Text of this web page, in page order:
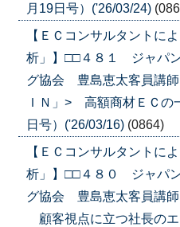
月19日号）('26/03/24)
【ＥＣコンサルタントに
析」】□□４８１ ジャパ
グ協会 豊島恵太客員講
ＩＮ」> 高額商材ＥＣの
日号）('26/03/16) (0864)
【ＥＣコンサルタントに
析」】□□４８０ ジャパ
グ協会 豊島恵太客員講
顧客視点に立つ社長の